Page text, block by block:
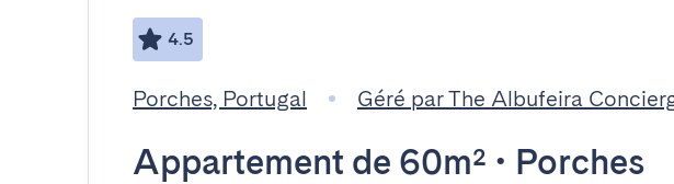
4.5
Porches, Portugal Géré par The Albufeira
Appartement de 60m² • Porches